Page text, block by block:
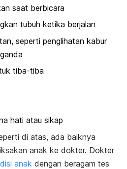
saat berbicara
tubuh ketika berjalan
seperti penglihatan kabur
tiba-tiba
hati atau sikap
di atas, ada baiknya
anak ke dokter. Dokter
anak dengan beragam tes